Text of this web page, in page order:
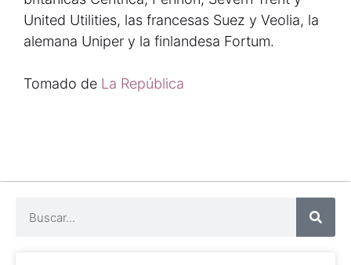
United Utilities, las francesas Suez y Veolia, la
alemana Uniper y la finlandesa Fortum.
Tomado de La República